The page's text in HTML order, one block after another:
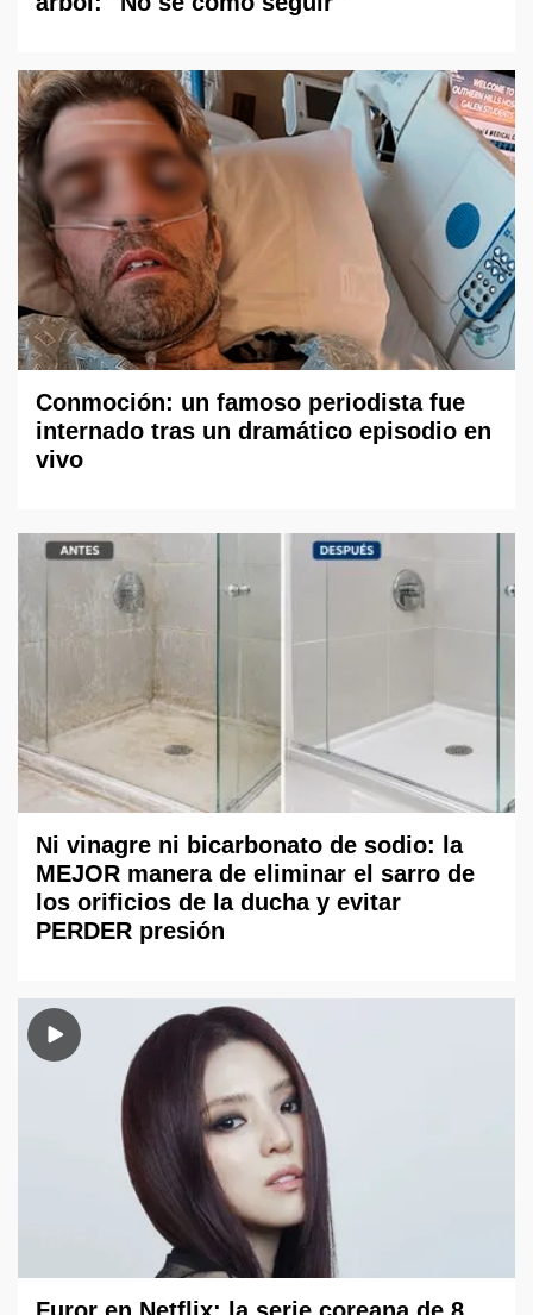
Conmoción: un famoso periodista fue
internado tras un dramático episodio en
vivo
Ni vinagre ni bicarbonato de sodio: la
MEJOR manera de eliminar el sarro de
los orificios de la ducha y evitar
PERDER presión